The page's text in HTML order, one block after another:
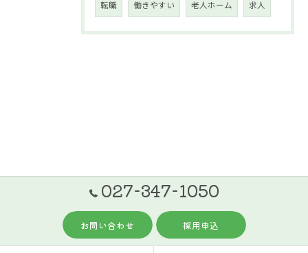
転職 働きやすい 老人ホーム 求人
027-347-1050
お問い合わせ 採用申込